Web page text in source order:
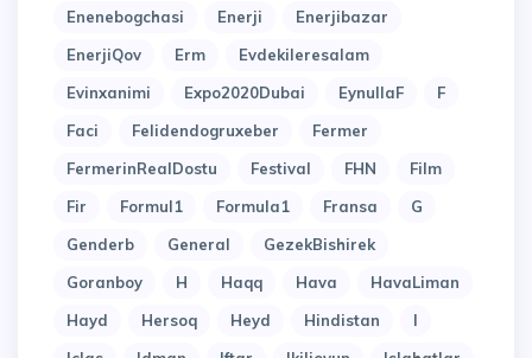
Enenebogchasi
Enerji
Enerjibazar
EnerjiQov
Erm
Evdekileresalam
Evinxanimi
Expo2020Dubai EynullaF
F
Faci
Felidendogruxeber
Fermer
FermerinRealDostu
Festival FHN
Film
Fir
Formul1 Formula1 Fransa
G
Genderb
General
GezekBishirek
Goranboy
H Haqq Hava
HavaLiman
Hayd
Hersoq Heyd Hindistan
I